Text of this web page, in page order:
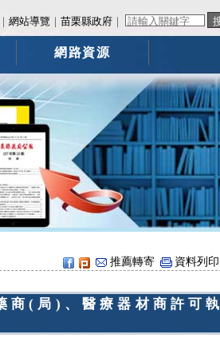
｜網站導覽 ｜苗栗縣政府
網路資源
推薦轉寄 資料列印
商(局)、醫療器材商許可執